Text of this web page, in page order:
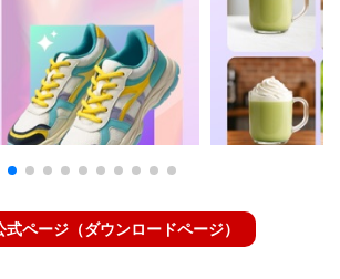
式ページ（ダウンロードページ）